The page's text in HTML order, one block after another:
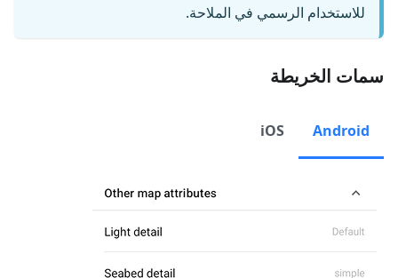
للاستخدام الرسمي في الملاحة.
سمات الخريطة
Android
iOS